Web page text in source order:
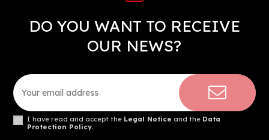
DO YOU WANT TO RECEIVE
OUR NEWS?
I have read and accept the Legal Notice and the Data
Protection Policy.